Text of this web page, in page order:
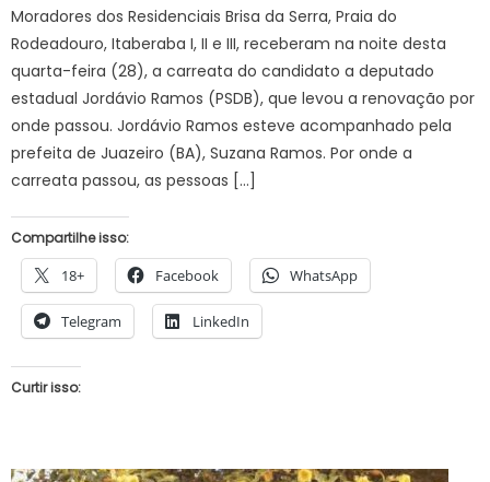
Moradores dos Residenciais Brisa da Serra, Praia do
Rodeadouro, Itaberaba I, II e III, receberam na noite desta
quarta-feira (28), a carreata do candidato a deputado
estadual Jordávio Ramos (PSDB), que levou a renovação por
onde passou. Jordávio Ramos esteve acompanhado pela
prefeita de Juazeiro (BA), Suzana Ramos. Por onde a
carreata passou, as pessoas […]
Compartilhe isso:
18+ Facebook WhatsApp
Telegram LinkedIn
Curtir isso: